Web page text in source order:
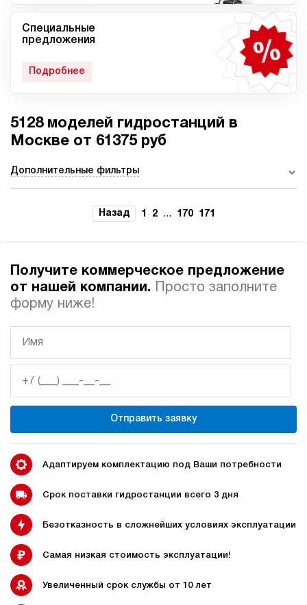
Мобильные гидростанции Гидростанции с ДВС
Гидростанции с
пневмоприводом
Гидростанции высокого
давления c электроприводом
Ручные гидростанции
Гидростанции с двумя
насосами
гидростанции
Гидростанция с домкратом
Гидростанции 220 Вольт
Гидростанции мощностью 5
Гидростанции для свай Двухпоточные гидростанции
Специальные
предложения
Подробнее
5128 моделей гидростанций в
Москве от 61375 руб
Дополнительные фильтры
Назад 1 2 ... 170 171
Получите коммерческое предложение
от нашей компании.
Просто заполните
форму ниже!
Отправить заявку
Адаптируем комплектацию под Ваши потребности
Срок поставки гидростанции всего 3 дня
Безотказность в сложнейших условиях эксплуатации
Самая низкая стоимость эксплуатации!
Увеличенный срок службы от 10 лет